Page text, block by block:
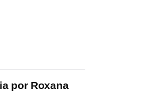
por Roxana